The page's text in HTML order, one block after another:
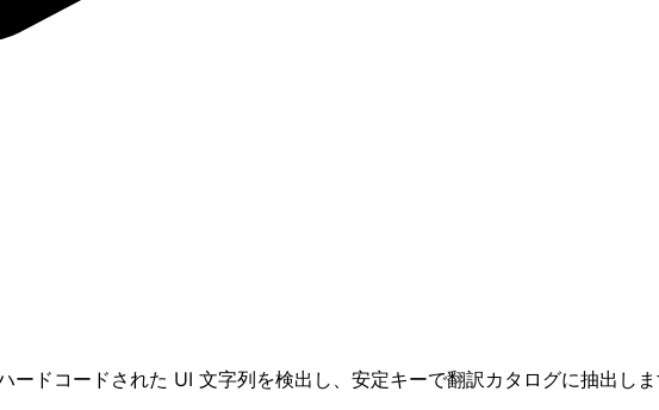
ドコードされた UI 文字列を検出し、安定キーで翻訳カタログに抽出し